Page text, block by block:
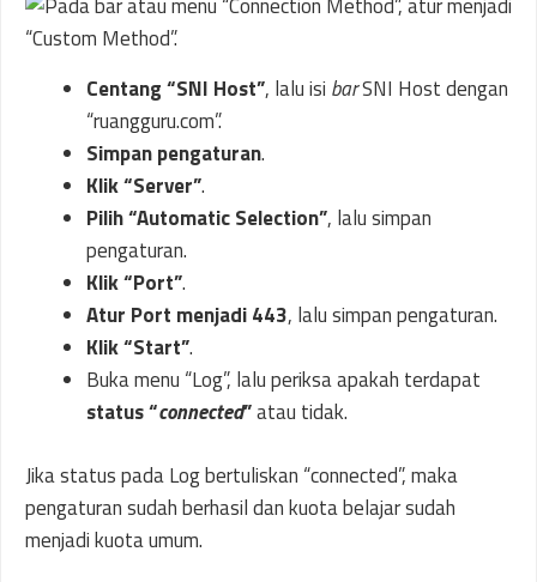
Centang “SNI Host”, lalu isi barSNI Host dengan
“ruangguru.com”.
Simpan pengaturan.
Klik “Server”.
Pilih “Automatic Selection”, lalu simpan
pengaturan.
Klik “Port”.
Atur Port menjadi 443, lalu simpan pengaturan.
Klik “Start”.
Buka menu “Log”, lalu periksa apakah terdapat
status “connected”atau tidak.
Jika status pada Log bertuliskan “connected”, maka
pengaturan sudah berhasil dan kuota belajar sudah
menjadi kuota umum.